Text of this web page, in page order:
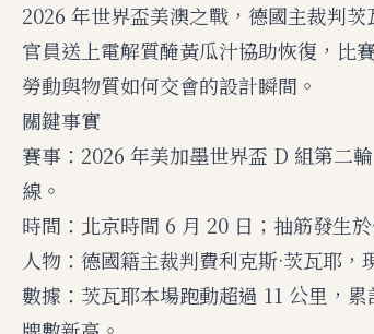
2026 年世界盃美澳之戰，德國主裁判
官員送上電解質醃黃瓜汁協助恢復，比
勞動與物質如何交會的設計瞬間。
關鍵事實
賽事：2026 年美加墨世界盃 D 組第二
線。
時間：北京時間 6 月 20 日；抽筋發生
人物：德國籍主裁判費利克斯·茨瓦耶，
數據：茨瓦耶本場跑動超過 11 公里，